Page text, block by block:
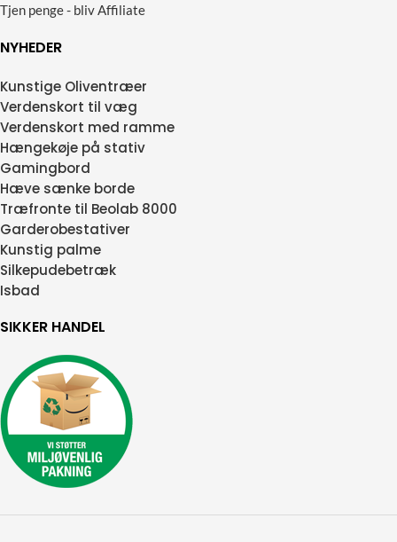
Tjen penge - bliv Affiliate
NYHEDER
Kunstige Oliventræer
Verdenskort til væg
Verdenskort med ramme
Hængekøje på stativ
Gamingbord
Hæve sænke borde
Træfronte til Beolab 8000
Garderobestativer
Kunstig palme
Silkepudebetræk
Isbad
SIKKER HANDEL